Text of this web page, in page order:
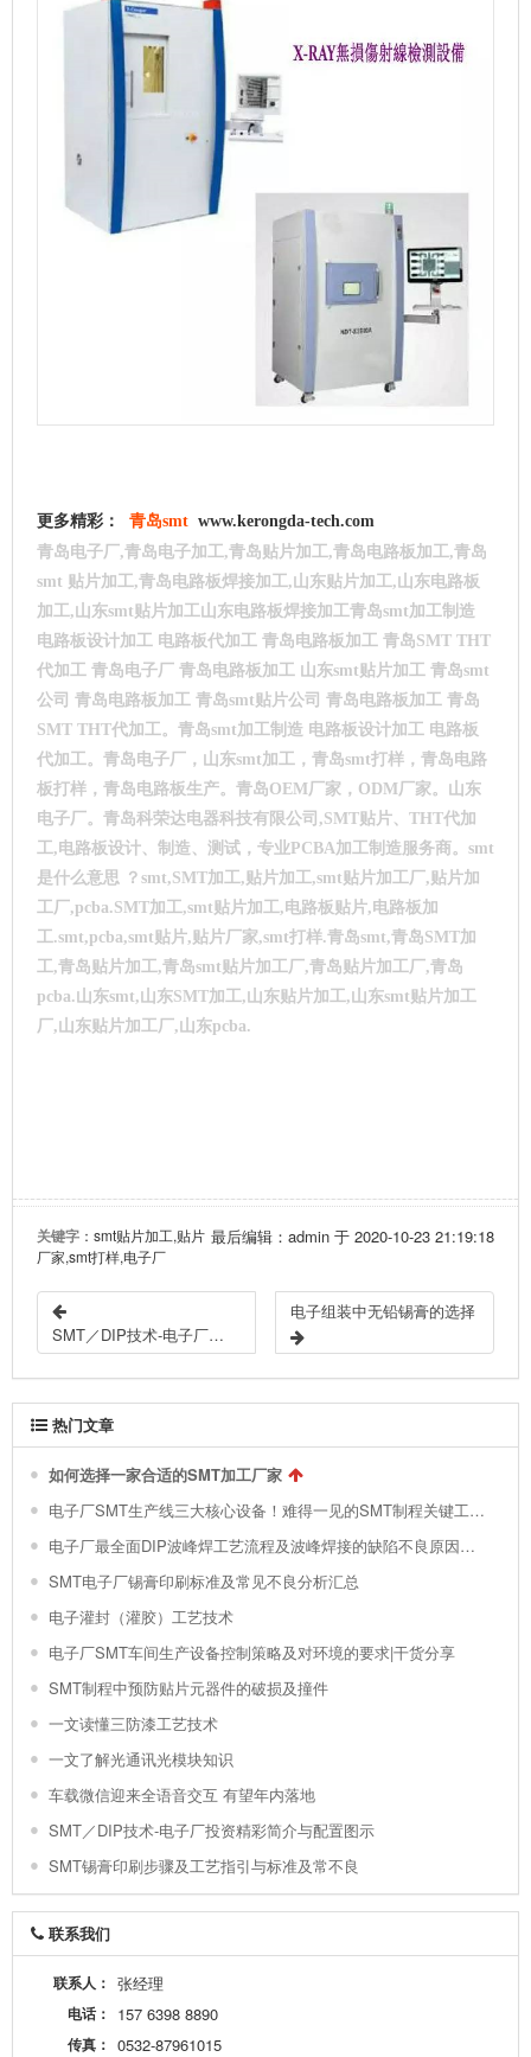
更多精彩： 青岛smt www.kerongda-tech.com
青岛电子厂,青岛电子加工,青岛贴片加工,青岛电路板加工,青岛
smt 贴片加工,青岛电路板焊接加工,山东贴片加工,山东电路板
加工,山东smt贴片加工山东电路板焊接加工青岛smt加工制造
电路板设计加工 电路板代加工 青岛电路板加工 青岛SMT THT
代加工 青岛电子厂 青岛电路板加工 山东smt贴片加工 青岛smt
公司 青岛电路板加工 青岛smt贴片公司 青岛电路板加工 青岛
SMT THT代加工。青岛smt加工制造 电路板设计加工 电路板
代加工。青岛电子厂，山东smt加工，青岛smt打样，青岛电路
板打样，青岛电路板生产。青岛OEM厂家，ODM厂家。山东
电子厂。 青岛科荣达电器科技有限公司,SMT贴片、THT代加
工,电路板设计、制造、测试，专业PCBA加工制造服务商。smt
是什么意思 ？smt,SMT加工,贴片加工,smt贴片加工厂,贴片加
工厂,pcba.SMT加工,smt贴片加工,电路板贴片,电路板加
工.smt,pcba,smt贴片,贴片厂家,smt打样.青岛smt,青岛SMT加
工,青岛贴片加工,青岛smt贴片加工厂,青岛贴片加工厂,青岛
pcba.山东smt,山东SMT加工,山东贴片加工,山东smt贴片加工
厂,山东贴片加工厂,山东pcba.
最后编辑：admin 于 2020-10-23 21:19:18
关键字 ：smt贴片加工,贴片
厂家,smt打样,电子厂
SMT／DIP技术-电子厂投资精彩简介与配置图示
电子组装中无铅锡膏的选择
热门文章
如何选择一家合适的SMT加工厂家
电子厂SMT生产线三大核心设备！难得一见的SMT制程关键工艺视频！
电子厂最全面DIP波峰焊工艺流程及波峰焊接的缺陷不良原因分析 !
SMT电子厂锡膏印刷标准及常见不良分析汇总
电子灌封（灌胶）工艺技术
电子厂SMT车间生产设备控制策略及对环境的要求|干货分享
SMT制程中预防贴片元器件的破损及撞件
一文读懂三防漆工艺技术
一文了解光通讯光模块知识
车载微信迎来全语音交互 有望年内落地
SMT／DIP技术-电子厂投资精彩简介与配置图示
SMT锡膏印刷步骤及工艺指引与标准及常不良
联系我们
联系人： 张经理
电话： 157 6398 8890
传真： 0532-87961015